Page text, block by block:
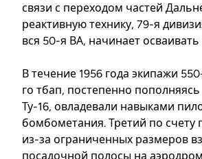
связи с переходом частей
реактивную технику, 79-я
вся 50-я ВА, начинает осваивать
В течение 1956 года экипажи
го тбап, постепенно
Ту-16, овладевали навыками
бомбометания. Третий по счету
из-за ограниченных размеров
посадочной полосы на